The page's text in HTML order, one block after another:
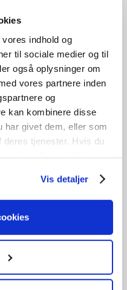
indhold og
til sociale medier og til
også oplysninger om
vores partnere inden
og
kan kombinere disse
har givet dem, eller som
deres tjenester. Hvis du
Vis detaljer
1stk. på lager